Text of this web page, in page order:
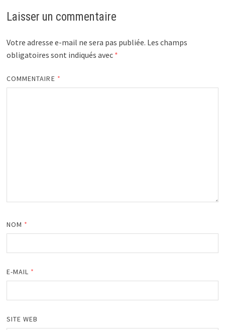
Laisser un commentaire
Votre adresse e-mail ne sera pas publiée. Les champs
obligatoires sont indiqués avec *
COMMENTAIRE *
NOM *
E-MAIL *
SITE WEB